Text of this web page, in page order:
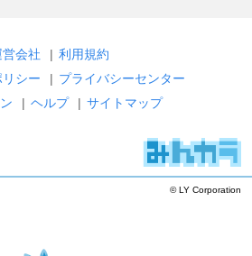
営会社 | 利用規約
シー
| プライバシーセンター
| ヘルプ | サイトマップ
© LY Corporation